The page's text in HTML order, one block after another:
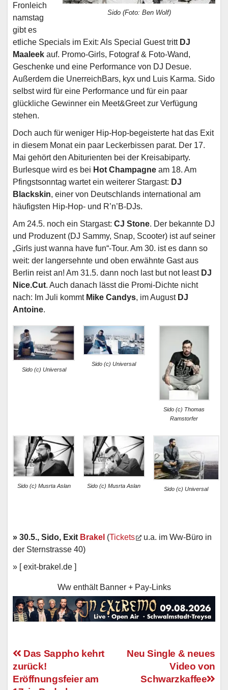
Sido (Foto: Ben Wolf)
Fronleich
namstag
gibt es
etliche Specials im Exit: Als Special Guest tritt DJ
Maaleek auf. Promo-Girls, Fotograf & Foto-Wand,
Geschenke und eine Performance von DJ Desue.
Außerdem die UnerreichBars, kyx und Luis Karma. Sido
selbst wird für eine Performance und für ein paar
glückliche Gewinner ein Meet&Greet zur Verfügung
stehen.
Doch auch für weniger Hip-Hop-begeisterte hat das Exit
in diesem Monat ein paar Leckerbissen parat. Der 17.
Mai gehört den Abiturienten bei der Kreisabiparty.
Burlesque wird es bei Hot Champagne am 18. Am
Pfingstsonntag wartet ein weiterer Stargast: DJ
Blackskin, einer von Deutschlands international am
häufigsten Hip-Hop- und R’n’B-DJs.
Am 24.5. noch ein Stargast: CJ Stone. Der bekannte DJ
und Produzent (DJ Sammy, Snap, Scooter) ist auf seiner
„Girls just wanna have fun“-Tour. Am 30. ist es dann so
weit: der langersehnte und oben erwähnte Gast aus
Berlin reist an! Am 31.5. dann noch last but not least DJ
Nice.Cut. Auch danach lässt die Promi-Dichte nicht
nach: Im Juli kommt Mike Candys, im AugustDJ
Antoine.
Sido (c) Universal
Sido (c) Universal
Sido (c) Thomas
Ramstorfer
Sido (c) Musrta Aslan Sido (c) Musrta Aslan
Sido (c) Universal
» 30.5., Sido, Exit Brakel (Tickets
u.a. im Ww-Büro in
der Sternstrasse 40)
» [ exit-brakel.de ]
Ww enthält Banner + Pay-Links
Beitragsnavigation
Neu Single & neues
Video von
Schwarzkaffee
Das Sappho kehrt
zurück!
Eröffnungsfeier am